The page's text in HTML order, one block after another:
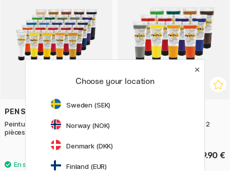
PEN STORE ARTS
Peinture acrylique 120 ml 22
pièces
Peinture acrylique 120 ml 12
39.90 €
Choose your location
Sweden (SEK)
Norway (NOK)
Denmark (DKK)
Finland (EUR)